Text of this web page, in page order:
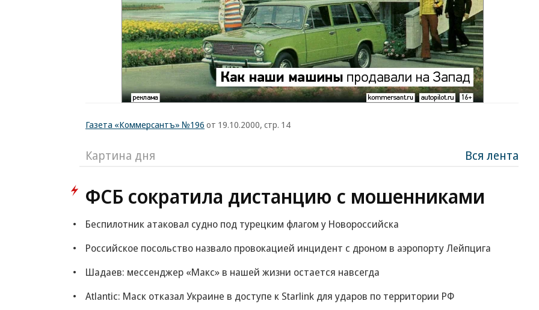
Газета «Коммерсантъ» №196 от 19.10.2000, стр. 14
Картина дня Вся лента
ФСБ сократила дистанцию с мошенниками
Беспилотник атаковал судно под турецким флагом у Новороссийска
Российское посольство назвало провокацией инцидент с дроном в аэропорту Лейпцига
Шадаев: мессенджер «Макс» в нашей жизни остается навсегда
Atlantic: Маск отказал Украине в доступе к Starlink для ударов по территории РФ